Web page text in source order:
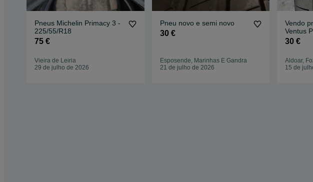
Pneus Michelin Primacy 3 -
225/55/R18
75 €
Vieira de Leiria
29 de julho de 2026
Pneu novo e semi novo
30 €
Esposende, Marinhas E Gandra
21 de julho de 2026
Vendo
Ventus
30 €
Aldoar,
15 de